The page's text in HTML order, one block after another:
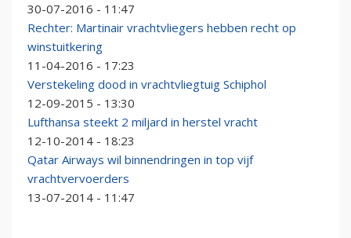
30-07-2016 - 11:47
Rechter: Martinair vrachtvliegers hebben recht op
winstuitkering
11-04-2016 - 17:23
Verstekeling dood in vrachtvliegtuig Schiphol
12-09-2015 - 13:30
Lufthansa steekt 2 miljard in herstel vracht
12-10-2014 - 18:23
Qatar Airways wil binnendringen in top vijf
vrachtvervoerders
13-07-2014 - 11:47